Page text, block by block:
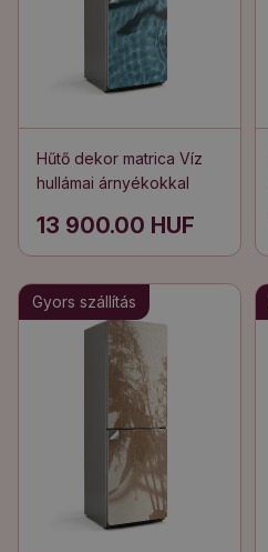
Hűtő dekor matrica Víz
hullámai árnyékokkal
13 900.00 HUF
Gyors szállítás